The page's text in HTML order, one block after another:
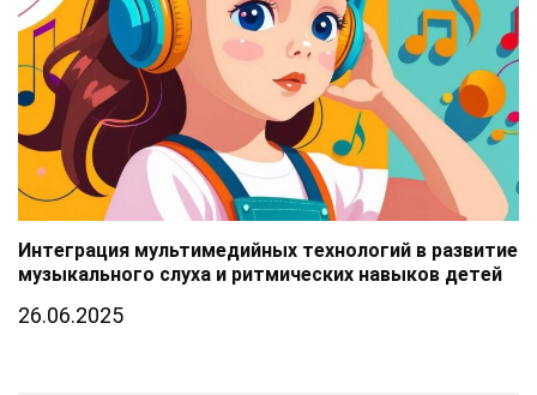
Интеграция мультимедийных технологий в развитие
музыкального слуха и ритмических навыков детей
26.06.2025